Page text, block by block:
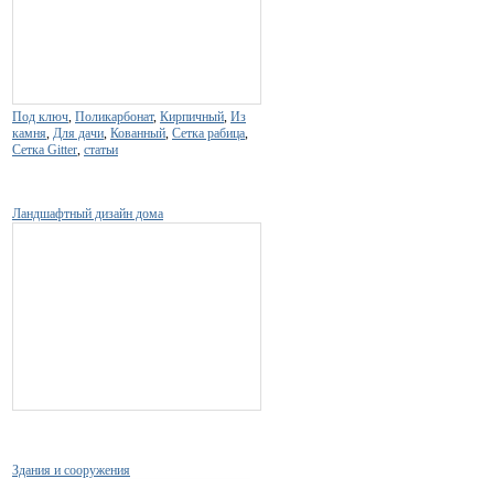
Под ключ Поликарбонат, Кирпичный Из
камня Для дачи Кованный Сетка рабица
Сетка Gitter статьи
Ландшафтный дизайн дома
Здания и сооружения